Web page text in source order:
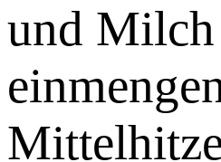
und Milch